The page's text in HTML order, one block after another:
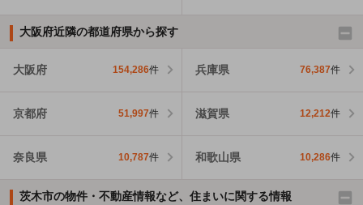
大阪府近隣の都道府県から探す
大阪府 154,286件 兵庫県 76,387件
京都府 51,997件 滋賀県 12,212件
奈良県 10,787件 和歌山県 10,286件
茨木市の物件・不動産情報など、住まいに関する情報